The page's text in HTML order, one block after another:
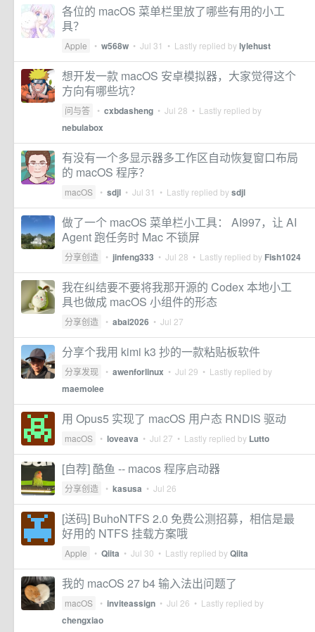
各位的 macOS 菜单栏里放了哪些有用的小工
具？
Apple • w568w • Jul 31 • Lastly replied bylylehust
想开发一款 macOS 安卓模拟器，大家觉得这个
方向有哪些坑？
问与答 • cxbdasheng • Jul 28 • Lastly replied by
nebulabox
有没有一个多显示器多工作区自动恢复窗口布局
的 macOS 程序？
macOS • sdjl • Jul 31 • Lastly replied bysdjl
做了一个 macOS 菜单栏小工具： AI997，让 AI
Agent 跑任务时 Mac 不锁屏
分享创造 • jinfeng333 • Jul 28 • Lastly replied by Fish1024
我在纠结要不要将我那开源的 Codex 本地小工
具也做成 macOS 小组件的形态
分享创造 • abai2026 • Jul 27
分享个我用 kimi k3 抄的一款粘贴板软件
分享发现 • awenforlinux • Jul 29 • Lastly replied by
maemolee
用 Opus5 实现了 macOS 用户态 RNDIS 驱动
macOS • loveava • Jul 27 • Lastly replied by Lutto
[自荐] 酷鱼 -- macos 程序启动器
分享创造 • kasusa • Jul 26
[送码] BuhoNTFS 2.0 免费公测招募，相信是最
好用的 NTFS 挂载方案哦
Apple • Qiita • Jul 30 • Lastly replied byQiita
我的 macOS 27 b4 输入法出问题了
macOS • inviteassign • Jul 26 • Lastly replied by
chengxiao